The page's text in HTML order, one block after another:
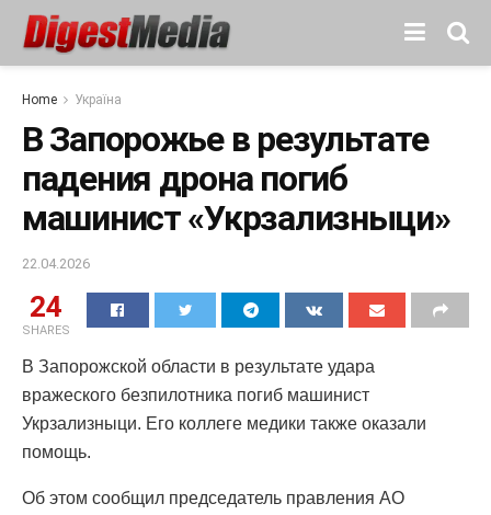
Home Україна
В Запорожье в результате
падения дрона погиб
машинист «Укрзализныци»
22.04.2026
24
SHARES
В Запорожской области в результате удара
вражеского безпилотника погиб машинист
Укрзализныци. Его коллеге медики также оказали
помощь.
Об этом сообщил председатель правления АО